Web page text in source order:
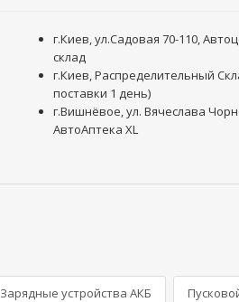
г.Киев, ул.Садовая 70-110,
склад
г.Киев, Распределительный
поставки 1 день)
г.Вишнёвое, ул. Вячеслава
АвтоАптека XL
Зарядные устройства АКБ